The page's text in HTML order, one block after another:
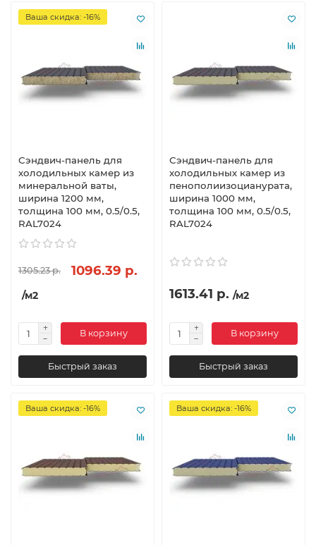
Ваша скидка: -16%
Сэндвич-панель для
холодильных камер из
минеральной ваты,
ширина 1200 мм,
толщина 100 мм, 0.5/0.5,
RAL7024
1305.23 р. 1096.39 р.
/м2
В корзину
Быстрый заказ
Сэндвич-панель для
холодильных камер из
пенополиизоцианурата,
ширина 1000 мм,
толщина 100 мм, 0.5/0.5,
RAL7024
1613.41 р. /м2
В корзину
Быстрый заказ
Ваша скидка: -16% Ваша скидка: -16%